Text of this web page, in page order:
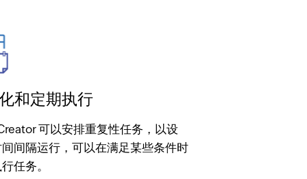
和定期执行
可以安排重复性任务，以设
间隔运行，可以在满足某些条件时
任务。